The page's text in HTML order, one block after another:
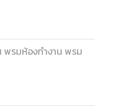
รมห้องทำงาน พรม